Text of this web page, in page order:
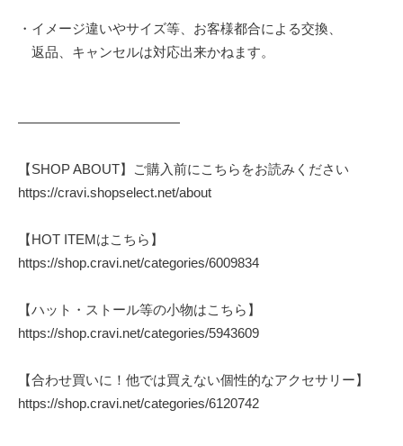
・イメージ違いやサイズ等、お客様都合による交換、
返品、キャンセルは対応出来かねます。
————————————
【SHOP ABOUT】ご購入前にこちらをお読みください
https://cravi.shopselect.net/about
【HOT ITEMはこちら】
https://shop.cravi.net/categories/6009834
【ハット・ストール等の小物はこちら】
https://shop.cravi.net/categories/5943609
【合わせ買いに！他では買えない個性的なアクセサリー】
https://shop.cravi.net/categories/6120742